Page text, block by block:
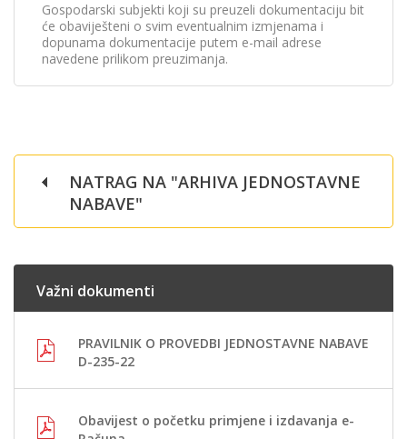
Gospodarski subjekti koji su preuzeli dokumentaciju bit
će obaviješteni o svim eventualnim izmjenama i
dopunama dokumentacije putem e-mail adrese
navedene prilikom preuzimanja.
NATRAG NA "ARHIVA JEDNOSTAVNE
NABAVE"
Važni dokumenti
PRAVILNIK O PROVEDBI JEDNOSTAVNE NABAVE
D-235-22
Obavijest o početku primjene i izdavanja e-